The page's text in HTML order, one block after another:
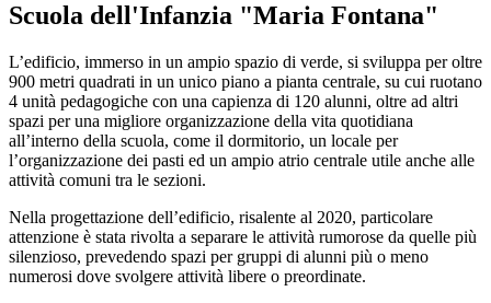
Scuola dell'Infanzia "Maria Fontana"
L’edificio, immerso in un ampio spazio di verde, si sviluppa per oltre
900 metri quadrati in un unico piano a pianta centrale, su cui ruotano
4 unità pedagogiche con una capienza di 120 alunni, oltre ad altri
spazi per una migliore organizzazione della vita quotidiana
all’interno della scuola, come il dormitorio, un locale per
l’organizzazione dei pasti ed un ampio atrio centrale utile anche alle
attività comuni tra le sezioni.
Nella progettazione dell’edificio, risalente al 2020, particolare
attenzione è stata rivolta a separare le attività rumorose da quelle più
silenzioso, prevedendo spazi per gruppi di alunni più o meno
numerosi dove svolgere attività libere o preordinate.